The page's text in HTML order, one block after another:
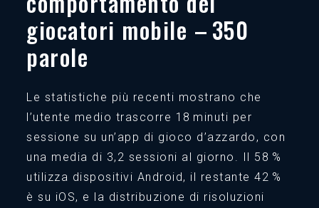
giocatori mobile – 350
parole
Le statistiche più recenti mostrano che
l’utente medio trascorre 18 minuti per
sessione su un’app di gioco d’azzardo, con
una media di 3,2 sessioni al giorno. Il 58 %
utilizza dispositivi Android, il restante 42 %
è su iOS, e la distribuzione di risoluzioni